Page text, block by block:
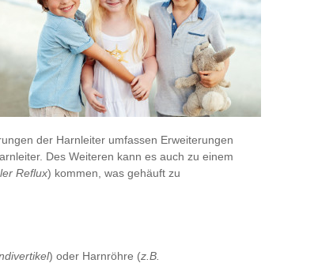
der Harnleiter umfassen Erweiterungen
Des Weiteren kann es auch zu einem
Reflux) kommen, was gehäuft zu
) oder Harnröhre (z.B.